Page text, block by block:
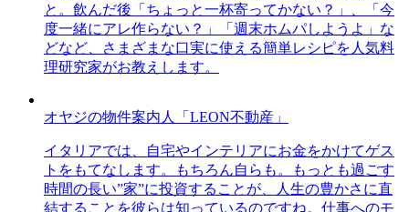
と。飲んだ後「ちょっと一杯寄ってかない？」、「今
度一緒にアレ作らない？」「週末ホムパしようよ」な
どなど、さまざまな口実に使える簡単レシピを人気料
理研究家がお教えします。
オヤジの物件案内人「LEON不動産」
イタリアでは、自宅やインテリアにお金をかけてゲス
トをもてなします。もちろん自らも。もっとも過ごす
時間の長い”家”に投資することが、人生の豊かさに直
結することを彼らは知っているのですね。仕事へのモ